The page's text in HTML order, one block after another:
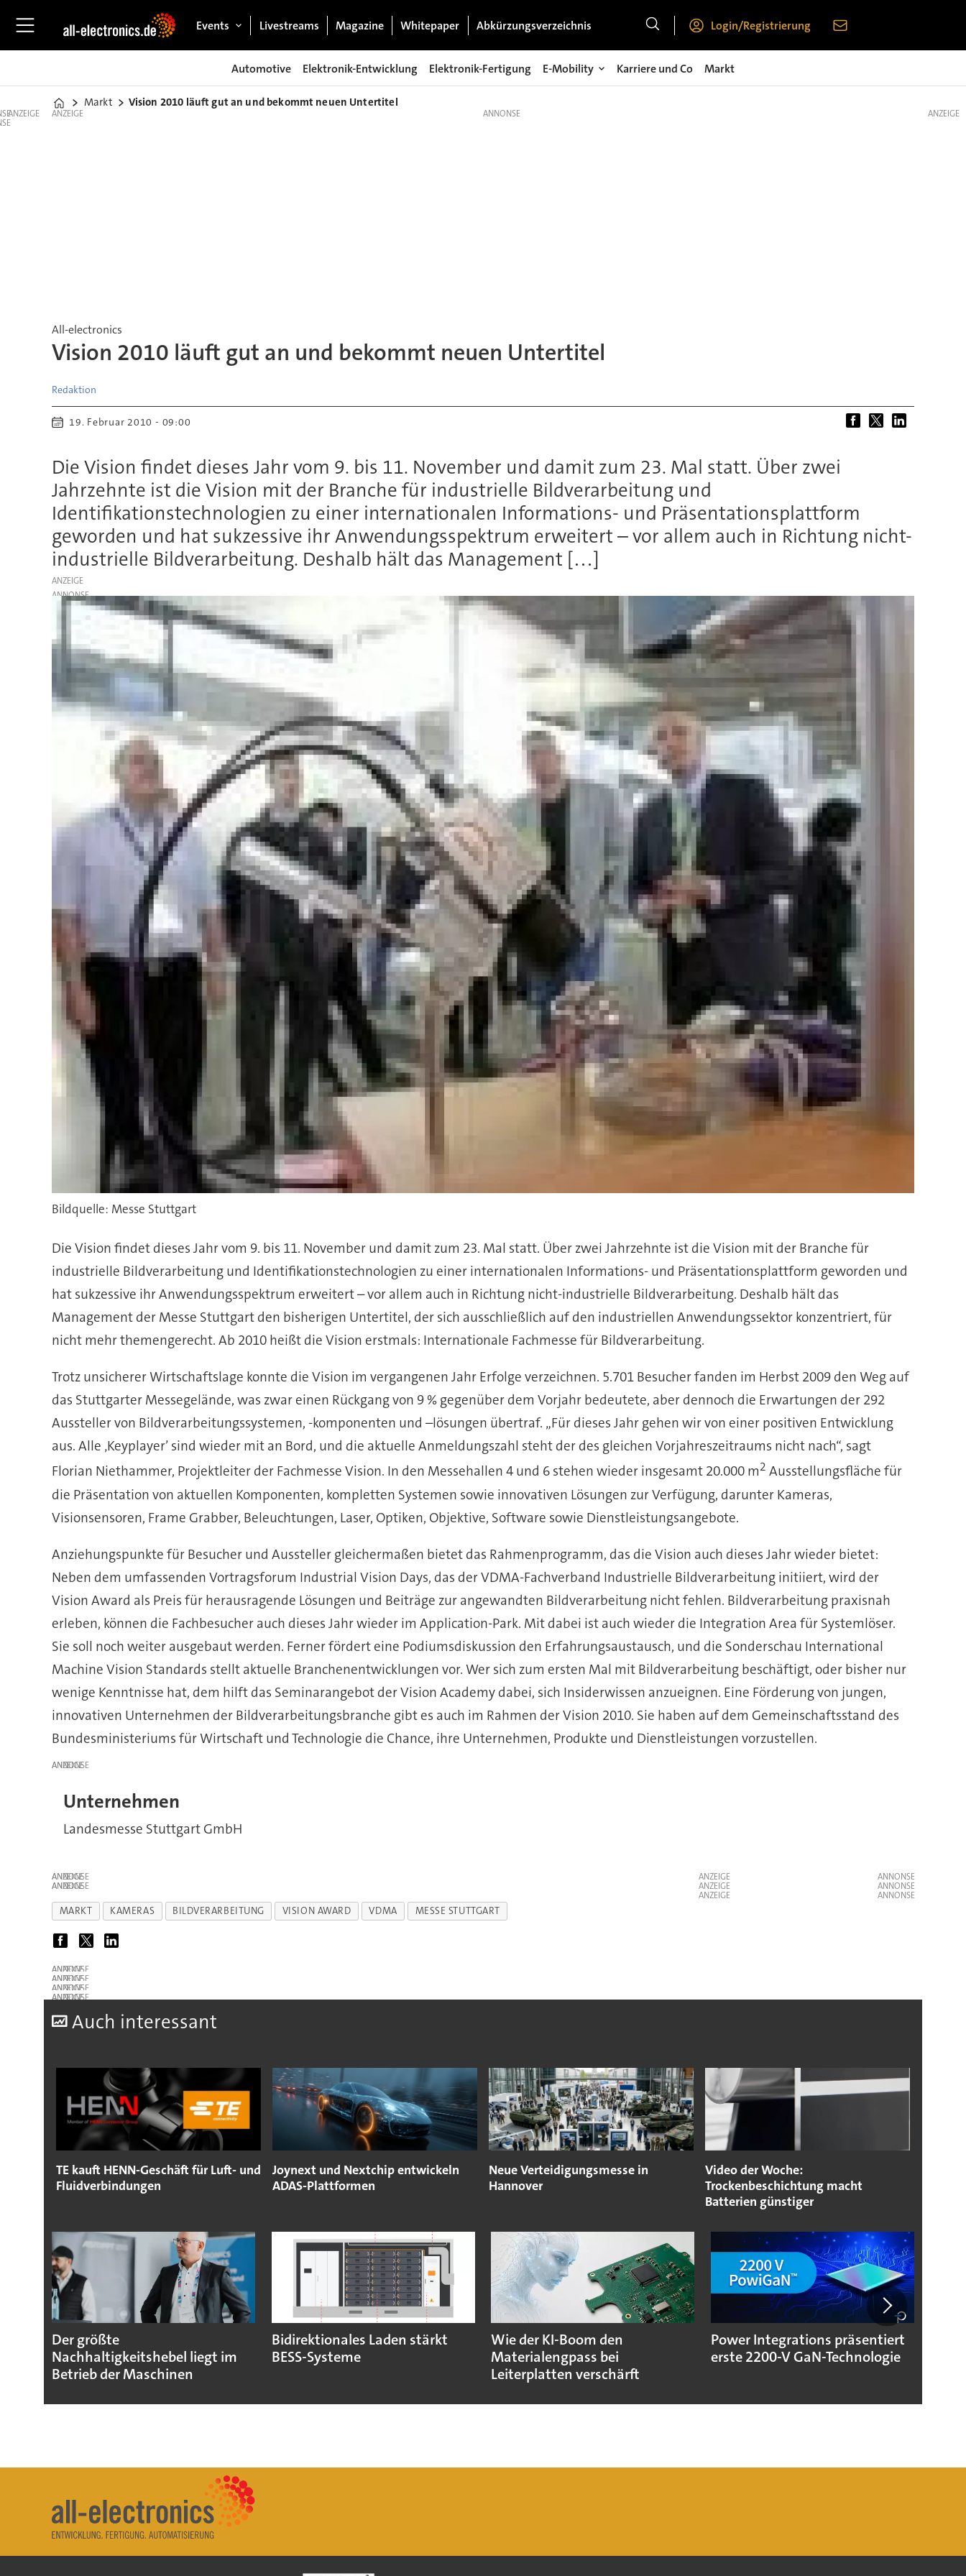
Events Livestreams Magazine Whitepaper Abkürzungsverzeichnis Login/Registrierung
Automotive Elektronik-Entwicklung Elektronik-Fertigung E-Mobility Karriere und Co Markt
Home
Markt Vision 2010 läuft gut an und bekommt neuen Untertitel
ANZEIGE ANZEIGE
All-electronics
Vision 2010 läuft gut an und bekommt neuen Untertitel
Redaktion
19. Februar 2010 - 09:00
Die Vision findet dieses Jahr vom 9. bis 11. November und damit zum 23. Mal statt. Über zwei
Jahrzehnte ist die Vision mit der Branche für industrielle Bildverarbeitung und
Identifikationstechnologien zu einer internationalen Informations- und Präsentationsplattform
geworden und hat sukzessive ihr Anwendungsspektrum erweitert – vor allem auch in Richtung nicht-
industrielle Bildverarbeitung. Deshalb hält das Management […]
ANZEIGE
Bildquelle: Messe Stuttgart
Die Vision findet dieses Jahr vom 9. bis 11. November und damit zum 23. Mal statt. Über zwei Jahrzehnte ist die Vision mit der Branche für
industrielle Bildverarbeitung und Identifikationstechnologien zu einer internationalen Informations- und Präsentationsplattform geworden und
hat sukzessive ihr Anwendungsspektrum erweitert – vor allem auch in Richtung nicht-industrielle Bildverarbeitung. Deshalb hält das
Management der Messe Stuttgart den bisherigen Untertitel, der sich ausschließlich auf den industriellen Anwendungssektor konzentriert, für
nicht mehr themengerecht. Ab 2010 heißt die Vision erstmals: Internationale Fachmesse für Bildverarbeitung.
Trotz unsicherer Wirtschaftslage konnte die Vision im vergangenen Jahr Erfolge verzeichnen. 5.701 Besucher fanden im Herbst 2009 den Weg auf
das Stuttgarter Messegelände, was zwar einen Rückgang von 9 % gegenüber dem Vorjahr bedeutete, aber dennoch die Erwartungen der 292
Aussteller von Bildverarbeitungssystemen, -komponenten und –lösungen übertraf. „Für dieses Jahr gehen wir von einer positiven Entwicklung
aus. Alle ‚Keyplayer’ sind wieder mit an Bord, und die aktuelle Anmeldungszahl steht der des gleichen Vorjahreszeitraums nicht nach“, sagt
Florian Niethammer, Projektleiter der Fachmesse Vision. In den Messehallen 4 und 6 stehen wieder insgesamt 20.000 m2 Ausstellungsfläche für
die Präsentation von aktuellen Komponenten, kompletten Systemen sowie innovativen Lösungen zur Verfügung, darunter Kameras,
Visionsensoren, Frame Grabber, Beleuchtungen, Laser, Optiken, Objektive, Software sowie Dienstleistungsangebote.
Anziehungspunkte für Besucher und Aussteller gleichermaßen bietet das Rahmenprogramm, das die Vision auch dieses Jahr wieder bietet:
Neben dem umfassenden Vortragsforum Industrial Vision Days, das der VDMA-Fachverband Industrielle Bildverarbeitung initiiert, wird der
Vision Award als Preis für herausragende Lösungen und Beiträge zur angewandten Bildverarbeitung nicht fehlen. Bildverarbeitung praxisnah
erleben, können die Fachbesucher auch dieses Jahr wieder im Application-Park. Mit dabei ist auch wieder die Integration Area für Systemlöser.
Sie soll noch weiter ausgebaut werden. Ferner fördert eine Podiumsdiskussion den Erfahrungsaustausch, und die Sonderschau International
Machine Vision Standards stellt aktuelle Branchenentwicklungen vor. Wer sich zum ersten Mal mit Bildverarbeitung beschäftigt, oder bisher nur
wenige Kenntnisse hat, dem hilft das Seminarangebot der Vision Academy dabei, sich Insiderwissen anzueignen. Eine Förderung von jungen,
innovativen Unternehmen der Bildverarbeitungsbranche gibt es auch im Rahmen der Vision 2010. Sie haben auf dem Gemeinschaftsstand des
Bundesministeriums für Wirtschaft und Technologie die Chance, ihre Unternehmen, Produkte und Dienstleistungen vorzustellen.
ANZEIGE
Unternehmen
Landesmesse Stuttgart GmbH
ANZEIGE
ANZEIGE
ANZEIGE
ANZEIGE
ANZEIGE
MARKT KAMERAS BILDVERARBEITUNG VISION AWARD VDMA MESSE STUTTGART
ANZEIGE
ANZEIGE
ANZEIGE
ANZEIGE
Auch interessant
TE kauft HENN-Geschäft für Luft- und
Fluidverbindungen
Joynext und Nextchip entwickeln
ADAS-Plattformen
Neue Verteidigungsmesse in
Hannover
Video der Woche:
Trockenbeschichtung macht
Batterien günstiger
Der größte
Nachhaltigkeitshebel liegt im
Betrieb der Maschinen
Bidirektionales Laden stärkt
BESS-Systeme
Wie der KI-Boom den
Materialengpass bei
Leiterplatten verschärft
Power Integrations präsentiert
erste 2200-V GaN-Technologie
ANZEIGE